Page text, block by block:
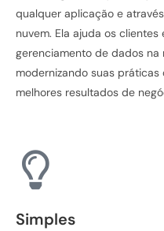
qualquer aplicação e
nuvem. Ela ajuda os
gerenciamento de dados na
modernizando suas
melhores resultados de
Simples